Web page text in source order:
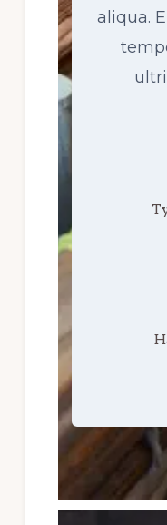
aliqua.